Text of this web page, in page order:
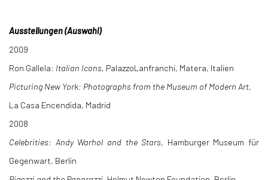
Ausstellungen (Auswahl)
2009
Ron Gallela: Italian Icons, PalazzoLanfranchi, Matera, Italien
Picturing New York: Photographs from the Museum of Modern Art,
La Casa Encendida, Madrid
2008
Celebrities: Andy Warhol and the Stars, Hamburger Museum für
Gegenwart, Berlin